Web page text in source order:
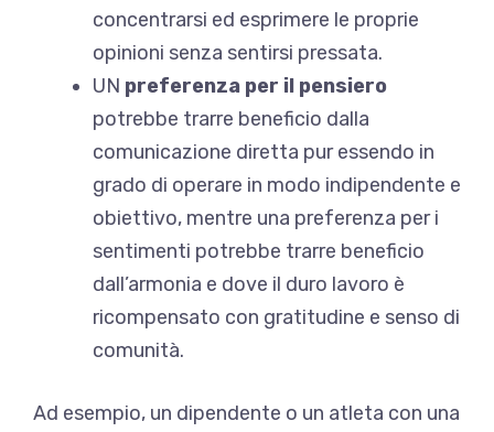
concentrarsi ed esprimere le proprie
opinioni senza sentirsi pressata.
UN preferenza per il pensiero
potrebbe trarre beneficio dalla
comunicazione diretta pur essendo in
grado di operare in modo indipendente e
obiettivo, mentre una preferenza per i
sentimenti potrebbe trarre beneficio
dall’armonia e dove il duro lavoro è
ricompensato con gratitudine e senso di
comunità.
Ad esempio, un dipendente o un atleta con una